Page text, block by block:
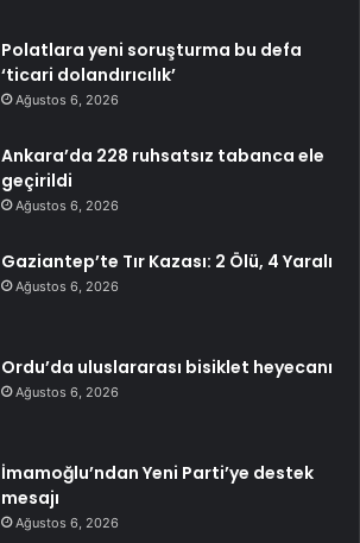
Polatlara yeni soruşturma bu defa
‘ticari dolandırıcılık’
Ağustos 6, 2026
Ankara’da 228 ruhsatsız tabanca ele
geçirildi
Ağustos 6, 2026
Gaziantep’te Tır Kazası: 2 Ölü, 4 Yaralı
Ağustos 6, 2026
Ordu’da uluslararası bisiklet heyecanı
Ağustos 6, 2026
İmamoğlu’ndan Yeni Parti’ye destek
mesajı
Ağustos 6, 2026